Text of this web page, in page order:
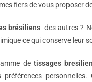
fiers de vous proposer
brésiliensdes autres ?
ce qui conserve leur
detissages